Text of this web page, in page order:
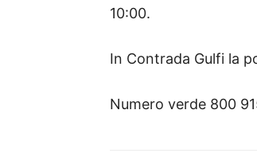
10:00.
In Contrada Gulfi la
Numero verde 800